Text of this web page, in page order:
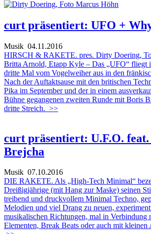
curt präsentiert: UFO +
Musik 04.11.2016
HIRSCH & RAKETE. pres. Dirty Doering,
Britta Arnold, Etapp Kyle – Das „UFO“ fliegt
dritte Mal vom Vogelweiher aus in den
Nach der Auftaktsause mit den britischen
Pika im September und der in einem
Bühne gegangenen zweiten Runde mit Boris
dritte Streich. >>
curt präsentiert: U.F.O.
Brejcha
Musik 07.10.2016
DIE RAKETE. Als „High-Tech Minimal“
Dreißigjährige (mit Hang zur Maske) seinen
treibend und druckvollem Minimal Techno,
Melodien und viel Drang zu neuen,
musikalischen Richtungen, mal in Verbindung
Elementen, Break Beats oder auch mit kleinen